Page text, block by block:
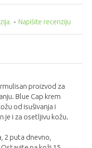
- Napišite recenziju
proizvod za
Blue Cap krem
od isušivanja i
je i za osetljivu kožu.
, 2 puta dnevno,